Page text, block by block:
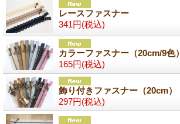
レースファスナー
341円(税込)
カラーファスナー（20cm/9色）
165円(税込)
飾り付きファスナー（20cm）
297円(税込)